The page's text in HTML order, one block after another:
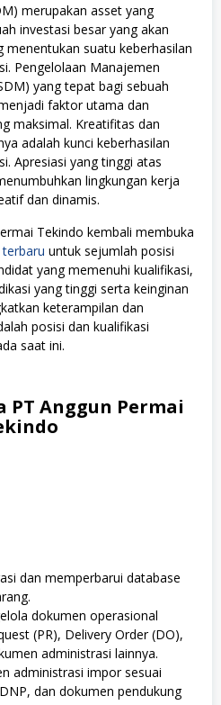
merupakan asset yang
investasi besar yang akan
suatu keberhasilan
Pengelolaan Manajemen
yang tepat bagi sebuah
faktor utama dan
maksimal. Kreatifitas dan
adalah kunci keberhasilan
Apresiasi yang tinggi atas
lingkungan kerja
dan dinamis.
Tekindo kembali membuka
untuk sejumlah posisi
yang memenuhi kualifikasi,
yang tinggi serta keinginan
keterampilan dan
posisi dan kualifikasi
saat ini.
PT Anggun Permai
dan memperbarui database
dokumen operasional
(PR), Delivery Order (DO),
administrasi lainnya.
administrasi impor sesuai
dan dokumen pendukung